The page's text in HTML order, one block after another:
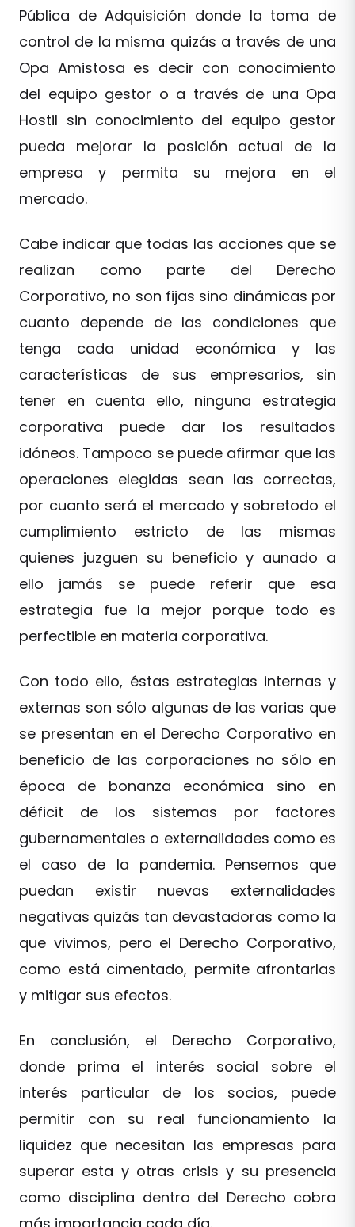
Pública de Adquisición donde la toma de
control de la misma quizás a través de una
Opa Amistosa es decir con conocimiento
del equipo gestor o a través de una Opa
Hostil sin conocimiento del equipo gestor
pueda mejorar la posición actual de la
empresa y permita su mejora en el
mercado.
Cabe indicar que todas las acciones que se
realizan como parte del Derecho
Corporativo, no son fijas sino dinámicas por
cuanto depende de las condiciones que
tenga cada unidad económica y las
características de sus empresarios, sin
tener en cuenta ello, ninguna estrategia
corporativa puede dar los resultados
idóneos. Tampoco se puede afirmar que las
operaciones elegidas sean las correctas,
por cuanto será el mercado y sobretodo el
cumplimiento estricto de las mismas
quienes juzguen su beneficio y aunado a
ello jamás se puede referir que esa
estrategia fue la mejor porque todo es
perfectible en materia corporativa.
Con todo ello, éstas estrategias internas y
externas son sólo algunas de las varias que
se presentan en el Derecho Corporativo en
beneficio de las corporaciones no sólo en
época de bonanza económica sino en
déficit de los sistemas por factores
gubernamentales o externalidades como es
el caso de la pandemia. Pensemos que
puedan existir nuevas externalidades
negativas quizás tan devastadoras como la
que vivimos, pero el Derecho Corporativo,
como está cimentado, permite afrontarlas
y mitigar sus efectos.
En conclusión, el Derecho Corporativo,
donde prima el interés social sobre el
interés particular de los socios, puede
permitir con su real funcionamiento la
liquidez que necesitan las empresas para
superar esta y otras crisis y su presencia
como disciplina dentro del Derecho cobra